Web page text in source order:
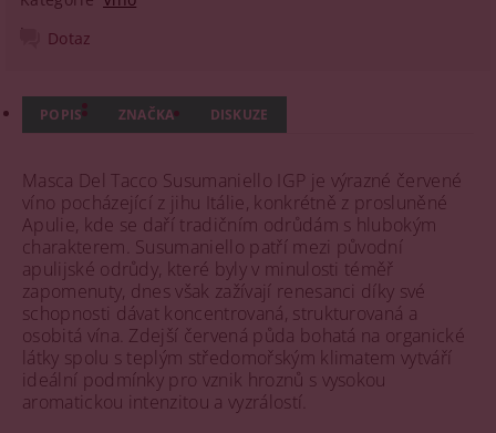
Dotaz
POPIS ZNAČKA DISKUZE
Masca Del Tacco Susumaniello IGP je výrazné červené
víno pocházející z jihu Itálie, konkrétně z prosluněné
Apulie, kde se daří tradičním odrůdám s hlubokým
charakterem. Susumaniello patří mezi původní
apulijské odrůdy, které byly v minulosti téměř
zapomenuty, dnes však zažívají renesanci díky své
schopnosti dávat koncentrovaná, strukturovaná a
osobitá vína. Zdejší červená půda bohatá na organické
látky spolu s teplým středomořským klimatem vytváří
ideální podmínky pro vznik hroznů s vysokou
aromatickou intenzitou a vyzrálostí.